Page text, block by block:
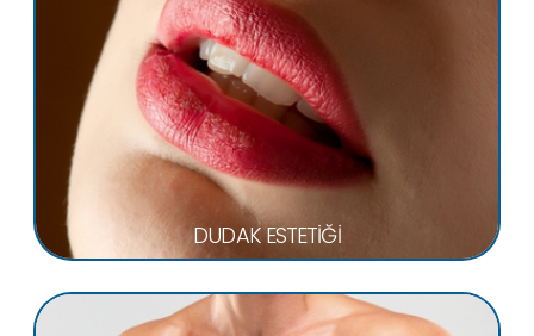
DUDAK ESTETİĞİ